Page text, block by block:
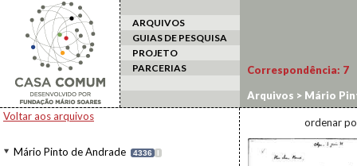
ARQUIVOS
GUIAS DE PESQUISA
PROJETO
PARCERIAS
Voltar aos arquivos
Mário Pinto de Andrade 4336 I
Correspondência: 7
Arquivos > Mário
ordenar